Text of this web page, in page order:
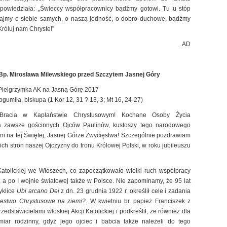
„Świeccy współpracownicy bądźmy gotowi. Tu u stóp
o siebie samych, o naszą jedność, o dobro duchowe, bądźmy
nam Chryste!”
AD
Mirosława Milewskiego przed Szczytem Jasnej Góry
AK na Jasną Górę 2017
biskupa (1 Kor 12, 31 ? 13, 3; Mt 16, 24-27)
w Kapłaństwie Chrystusowym! Kochane Osoby Życia
gościnnych Ojców Paulinów, kustoszy tego narodowego
na tej Świętej, Jasnej Górze Zwycięstwa! Szczególnie pozdrawiam
stron naszej Ojczyzny do tronu Królowej Polski, w roku jubileuszu
we Włoszech, co zapoczątkowało wielki ruch współpracy
po I wojnie światowej także w Polsce. Nie zapominamy, że 95 lat
Ubi arcano Deiz dn. 23 grudnia 1922 r. określił cele i zadania
Chrystusowe na ziemi?. W kwietniu br. papież Franciszek z
włoskiej Akcji Katolickiej i podkreślił, że również dla
rodzinny, gdyż jego ojciec i babcia także należeli do tego